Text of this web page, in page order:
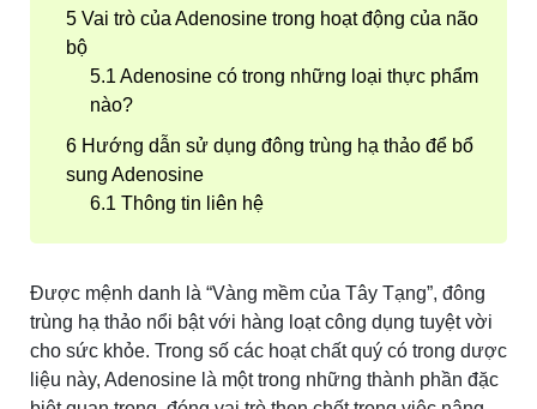
Vai trò của Adenosine trong hoạt động của não
bộ
Adenosine có trong những loại thực phẩm
nào?
Hướng dẫn sử dụng đông trùng hạ thảo để bổ
sung Adenosine
Thông tin liên hệ
Được mệnh danh là “Vàng mềm của Tây Tạng”, đông
trùng hạ thảo nổi bật với hàng loạt công dụng tuyệt vời
cho sức khỏe. Trong số các hoạt chất quý có trong dược
liệu này, Adenosine là một trong những thành phần đặc